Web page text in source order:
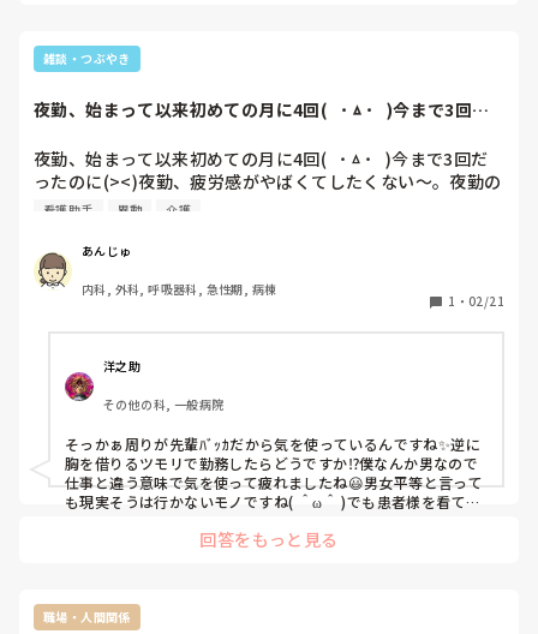
雑談・つぶやき
夜勤、始まって以来初めての月に4回(   ˙ㅿ˙   )今まで3回だ
夜勤、始まって以来初めての月に4回(   ˙ㅿ˙   )今まで3回だ
ったのに(><)夜勤、疲労感がやばくてしたくない～。夜勤の
せいか、最近腰痛がピーク(--;)歩き方がおかしいと言われる
長さんまで我慢😖せめて、介護量が少なかったらいいのにな
～。危険度が高くて看護師3人夜勤になるくらい。前まで助
手さん一人と看護師2人があったけど助手さんの夜勤はなく
なった。夜勤をする助手さんは全員病棟異動。もっと、夜勤
が楽なら4回でも5回でもするのに。
看護助手 異動 介護
あんじゅ
内科, 外科, 呼吸器科, 急性期, 病棟
1 ・ 02/21
洋之助
その他の科, 一般病院
そっかぁ周りが先輩ﾊﾞｯｶだから気を使っているんですね✨逆に
胸を借りるツモリで勤務したらどうですか⁉️僕なんか男なので
仕事と違う意味で気を使って疲れましたね😃男女平等と言って
も現実そうは行かないモノですね( ＾ω＾ )でも患者様を看てれ
回答をもっと見る
職場・人間関係